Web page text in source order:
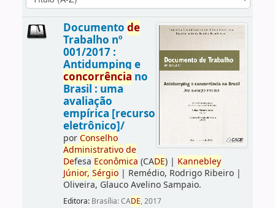
Documento de
Trabalho nº
001/2017 :
Antidumping e
concorrência no
Brasil : uma
avaliação
empírica [recurso
eletrônico]/
porConselho
Administrativo de
Defesa Econômica (CADE)| Kannebley
Júnior, Sérgio| Remédio, Rodrigo Ribeiro|
Oliveira, Glauco Avelino Sampaio.
Editora: Brasília: CADE, 2017